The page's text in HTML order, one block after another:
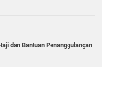
dan Bantuan Penanggulangan